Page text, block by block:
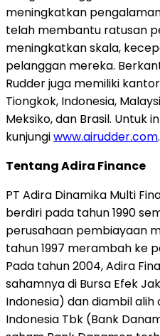
meningkatkan
telah membantu ratusan
meningkatkan skala,
pelanggan mereka.
Rudder juga memiliki
Tiongkok, Indonesia,
Meksiko, dan Brasil. Untuk
kunjungiwww.airudder.com.
Tentang Adira Finance
PT Adira Dinamika Multi
berdiri pada tahun 1990
perusahaan pembiayaan
tahun 1997 merambah ke
Pada tahun 2004, Adira
sahamnya di Bursa Efek
Indonesia) dan diambil alih
Indonesia Tbk (Bank